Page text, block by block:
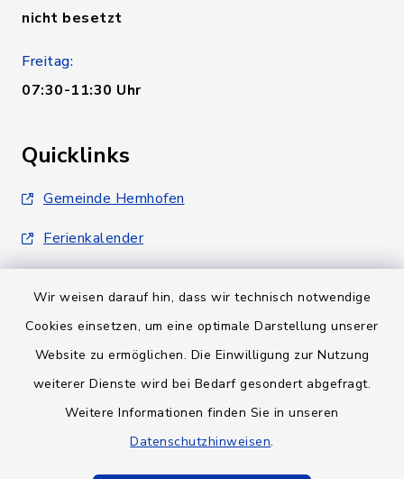
Wir weisen darauf hin, dass wir technisch notwendige
Cookies einsetzen, um eine optimale Darstellung unserer
Website zu ermöglichen. Die Einwilligung zur Nutzung
weiterer Dienste wird bei Bedarf gesondert abgefragt.
Weitere Informationen finden Sie in unseren
Datenschutzhinweisen.
nicht besetzt
Freitag:
07:30-11:30 Uhr
Quicklinks
Gemeinde Hemhofen
Ferienkalender
Barrierefreiheit